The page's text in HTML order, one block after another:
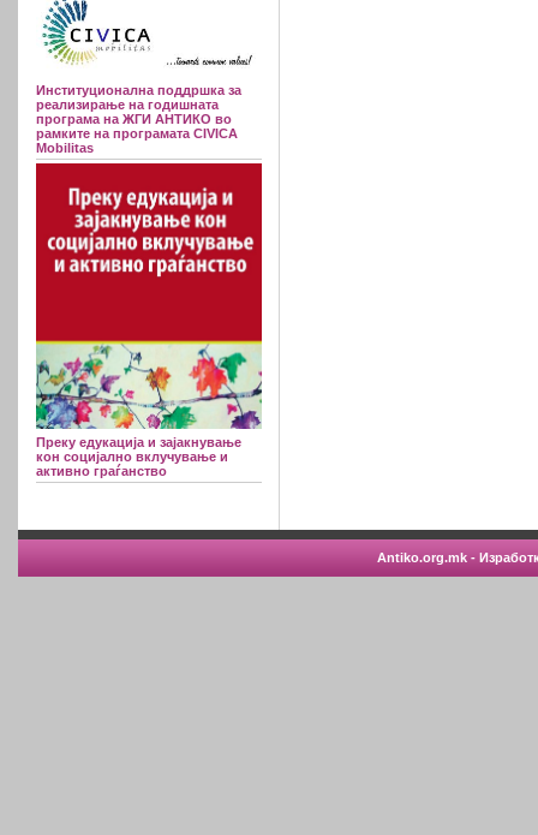
Институционална поддршка за
реализирање на годишната
програма на ЖГИ АНТИКО во
рамките на програмата CIVICA
Mobilitas
Преку едукација и зајакнување
кон социјално вклучување и
активно граѓанство
Antiko.org.mk -